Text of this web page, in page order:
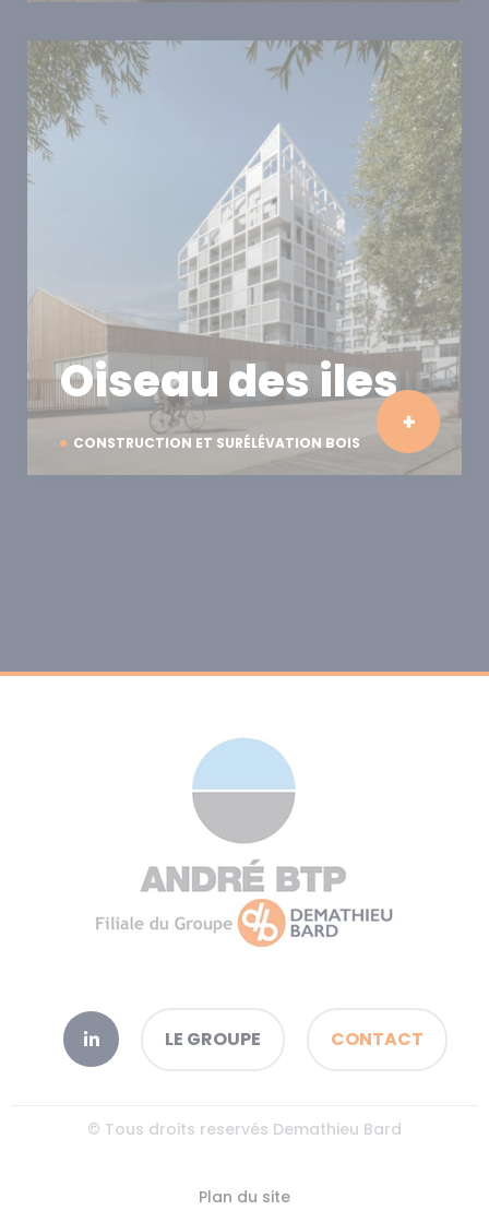
CONSTRUCTION ET SURÉLÉVATION BOIS
Oiseau des iles
LE GROUPE CONTACT
© Tous droits reservés Demathieu Bard
Plan du site